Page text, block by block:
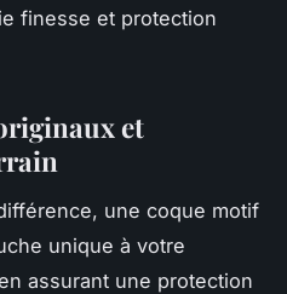
finesse et protection
et
une coque motif
unique à votre
assurant une protection